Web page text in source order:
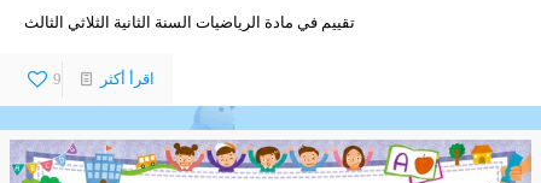
تقييم في مادة الرياضيات السنة الثانية الثلاثي الثالث
9 اقرأ أكثر